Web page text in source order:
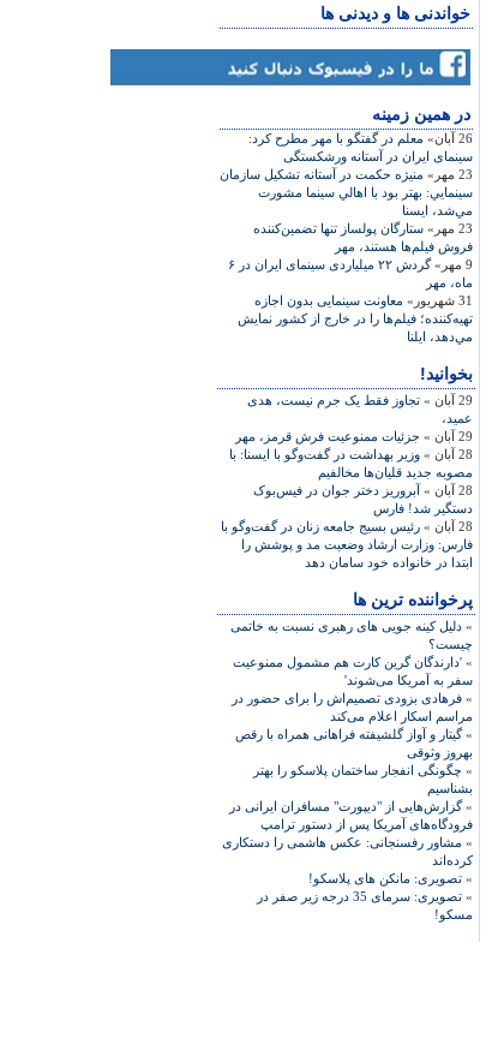
خواندنی ها و دیدنی ها
در همين زمينه
26 آبان»
معلم در گفتگو با مهر مطرح کرد:
سینمای ایران در آستانه ورشکستگی
23 مهر»
منيژه حكمت در آستانه تشكيل سازمان
سينمايي: بهتر بود با اهالي سينما مشورت
مي‌شد، ایسنا
23 مهر»
ستارگان پولساز تنها تضمین‌کننده
فروش فیلم‌ها هستند، مهر
9 مهر»
گردش ۲۲ میلیاردی سینمای ایران در ۶
ماه، مهر
31 شهریور»
معاونت سینمایی بدون اجازه
تهیه‌کننده؛ فيلم‌ها را در خارج از كشور نمايش
مي‌دهد، ایلنا
بخوانید!
29 آبان »
تجاوز فقط یک جرم نیست، هدی
عمید،
29 آبان »
جزئیات ممنوعیت فرش قرمز، مهر
28 آبان »
وزير بهداشت در گفت‌وگو با ايسنا: با
مصوبه جديد قليان‌ها مخالفيم
28 آبان »
آبروریز دختر جوان در فیس‌بوک
دستگیر شد! فارس
28 آبان »
رئیس بسیج جامعه زنان در گفت‌و‌گو با
فارس: وزارت ارشاد وضعیت مد و پوشش را
ابتدا در خانواده خود سامان دهد
پرخواننده ترین ها
» دلیل کینه جویی های رهبری نسبت به خاتمی
چیست؟
» 'دارندگان گرین کارت هم مشمول ممنوعیت
سفر به آمریکا می‌شوند'
» فرهادی بزودی تصمیم‌اش را برای حضور در
مراسم اسکار اعلام می‌کند
»گیتار و آواز گلشیفته فراهانی همراه با رقص
بهروز وثوقی
» چگونگی انفجار ساختمان پلاسکو را بهتر
بشناسیم
»گزارش‌هایی از "دیپورت" مسافران ایرانی در
فرودگاه‌های آمریکا پس از دستور ترامپ
» مشاور رفسنجانی: عکس هاشمی را دستکاری
کرده‌اند
» تصویری: مانکن های پلاسکو!
»
تصویری: سرمای 35 درجه زیر صفر در
مسکو!